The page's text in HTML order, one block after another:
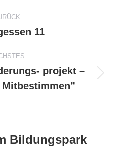
Vorheriger
11
Nächster
Beitrag:
projekt –
Bildungspark